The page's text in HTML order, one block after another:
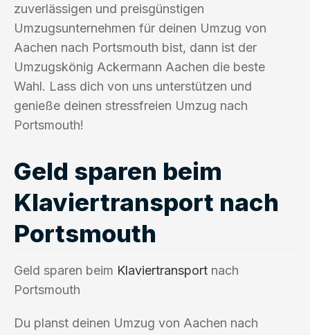
zuverlässigen und preisgünstigen
Umzugsunternehmen für deinen Umzug von
Aachen nach Portsmouth bist, dann ist der
Umzugskönig Ackermann Aachen die beste
Wahl. Lass dich von uns unterstützen und
genieße deinen stressfreien Umzug nach
Portsmouth!
Geld sparen beim
Klaviertransport nach
Portsmouth
Geld sparen beim Klaviertransport nach
Portsmouth
Du planst deinen Umzug von Aachen nach